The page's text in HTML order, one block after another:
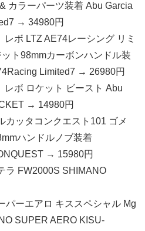
カラーパーツ装着 Abu Garcia
→ 34980円
ボ LTZ AE74レーシング リミ
ト98mmカーボンハンドル装
Limited7 → 26980円
レボ ロケット ビースト Abu
→ 14980円
カッタコンクエスト101 ゴメ
ハンドルノブ装着
→ 15980円
ラ FW2000S SHIMANO
パーエアロ キススペシャル Mg
SUPER AERO KISU-